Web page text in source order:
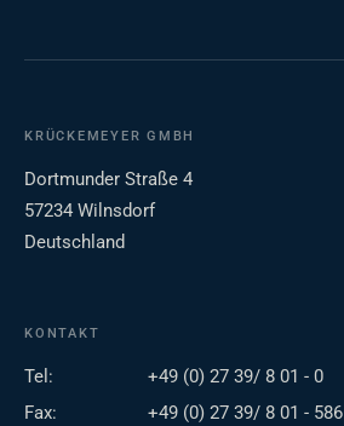
KRÜCKEMEYER GMBH
Dortmunder Straße 4
57234 Wilnsdorf
Deutschland
KONTAKT
Tel:
+49 (0) 27 39/ 8 01 - 0
Fax:
+49 (0) 27 39/ 8 01 - 586